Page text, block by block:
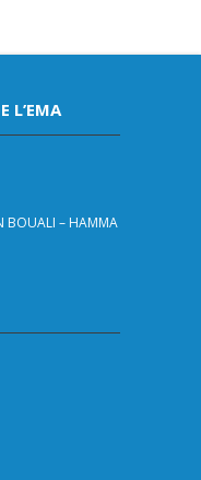
L’EMA
BOUALI – HAMMA